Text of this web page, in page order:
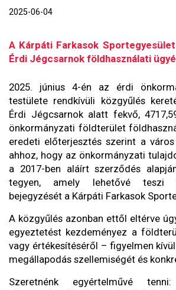
2025-06-04
A Kárpáti Farkasok
Érdi Jégcsarnok földhasználati
2025. június 4-én az érdi
testülete rendkívüli közgyűlés
Érdi Jégcsarnok alatt fekvő,
önkormányzati földterület
eredeti előterjesztés szerint a
ahhoz, hogy az önkormányzati
a 2017-ben aláírt szerződés
tegyen, amely lehetővé teszi
bejegyzését a Kárpáti Farkasok
A közgyűlés azonban ettől eltérve
egyeztetést kezdeményez a
vagy értékesítéséről – figyelmen
megállapodás szellemiségét és
Szeretnénk egyértelművé